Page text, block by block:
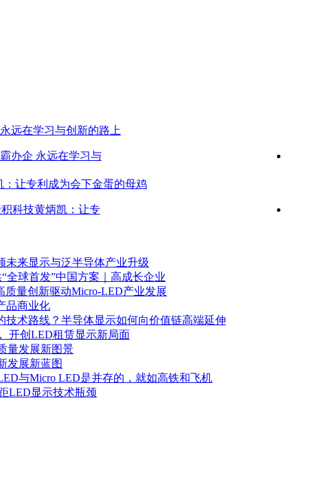
办企 永远在学习与
科技黄炳凯：让专
未来显示与泛半导体产业升级
全球首发”中国方案｜高成长企业
质量创新驱动Micro-LED产业发展
品商业化
技术路线？半导体显示如何向价值链高端延伸
开创LED租赁显示新局面
量发展新图景
发展新蓝图
与Micro LED是并存的，就如高铁和飞机
LED显示技术瓶颈